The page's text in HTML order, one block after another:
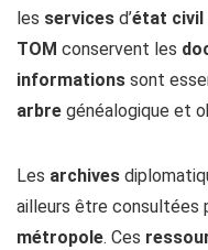
les services d’état civil
TOM conservent les
informations sont
arbre généalogique et
Les archives
ailleurs être consultées
métropole. Ces